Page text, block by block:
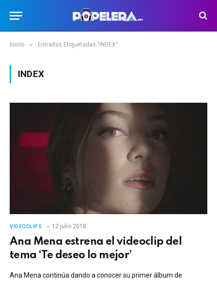
Inicio » Entradas Etiquetadas "INDEX"
INDEX
VIDEOCLIPS 12 julio 2018
Ana Mena estrena el videoclip del
tema ‘Te deseo lo mejor’
Ana Mena continúa dando a conocer su primer álbum de